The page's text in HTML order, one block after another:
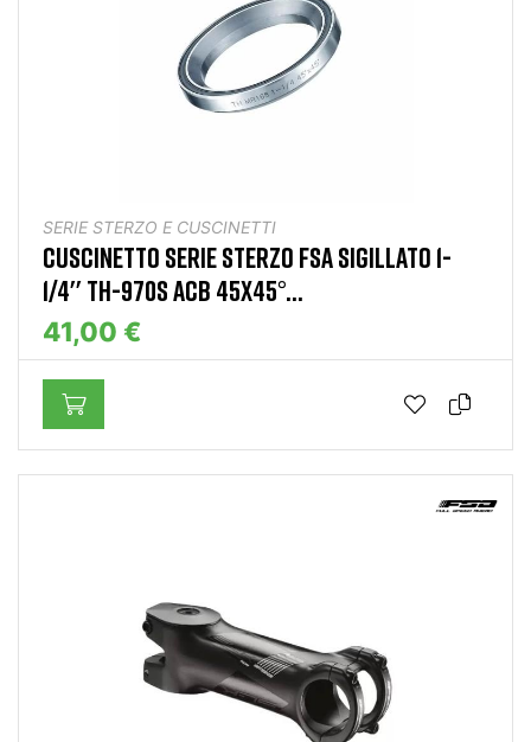
SERIE STERZO E CUSCINETTI
CUSCINETTO SERIE STERZO FSA SIGILLATO 1-
1/4'' TH-970S ACB 45X45°...
41,00 €